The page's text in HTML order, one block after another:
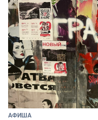
АФИША